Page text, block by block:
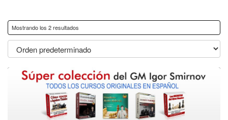
Mostrando los 2 resultados